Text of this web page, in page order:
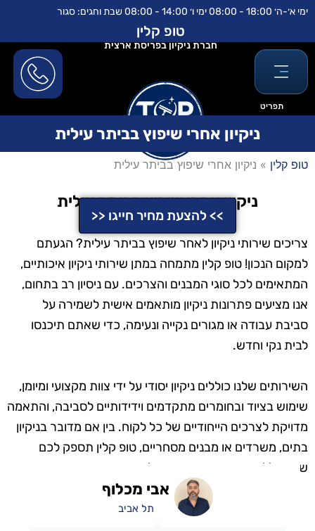
לתוכן
דילוג
ימי א׳-ה׳ 18:00 - 08:00 ימי ו׳ 14:00 - 08:00 שבת וחגים: סגור
תפריט
טופ קלין
חברת ניקיון בפריסת ארצית
ניקיון אחרי שיפוץ בביתר עילית
טופ קלין » ניקיון אחרי שיפוץ בביתר עילית
ניקיון אחרי שיפוץ בביתר עילית
>> להצעת מחיר חייגו <<
צריכים שירותי ניקיון לאחר שיפוץ בביתר עילית? הגעתם
למקום הנכון! טופ קלין מתמחה במתן שירותי ניקיון איכותיים,
המתאימים לכל סוגי המבנים והצרכים. עם ניסיון רב בתחום,
אנו מציעים פתרונות ניקיון מותאמים אישית לשמירה על
סביבת עבודה או מגורים נקייה ונעימה, כדי שאתם תיכנסו
לבית נקי וחדש.
השירותים שלנו כוללים ניקיון יסודי על ידי צוות מקצועי ומיומן,
שימוש בציוד ובחומרים מתקדמים וידידותיים לסביבה, והתאמה
מדויקת לצרכים הייחודיים של כל לקוח. בין אם מדובר בניקיון
בתים, משרדים או מבנים מסחריים, טופ קלין תספק לכם
שירות ללא פשרות ותוצאות מעולות.
אבי מכלוף
תל אביב